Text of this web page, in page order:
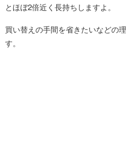
とほぼ2倍近く長持ちしますよ。
買い替えの手間を省きたいなどの理
す。